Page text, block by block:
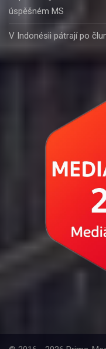
úspěšném MS
V Indonésii pátrají po